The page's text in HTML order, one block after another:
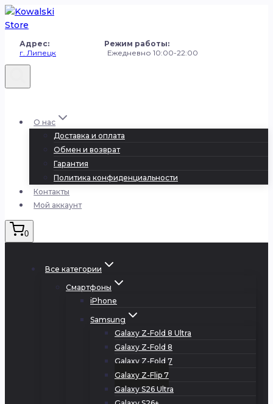
Перейти
к
Адрес: Режим работы:
г. Липецк Ежедневно 10:00-22:00
О нас
Доставка и оплата
Обмен и возврат
Гарантия
Политика конфиденциальности
Контакты
Мой аккаунт
0
Все категории
Смартфоны
iPhone
Samsung
Galaxy Z-Fold 8 Ultra
Galaxy Z-Fold 8
Galaxy Z-Fold 7
Galaxy Z-Flip 7
Galaxy S26 Ultra